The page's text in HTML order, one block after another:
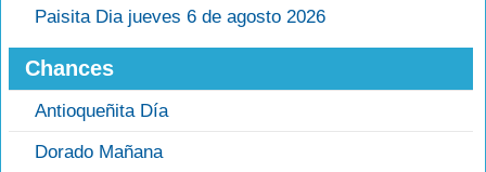
Paisita Dia jueves 6 de agosto 2026
Chances
Antioqueñita Día
Dorado Mañana